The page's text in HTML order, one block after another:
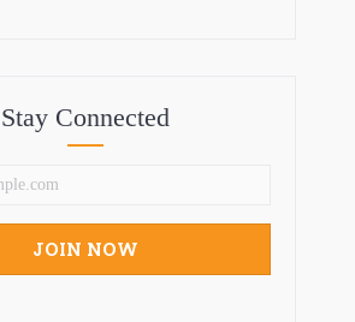
Stay Connected